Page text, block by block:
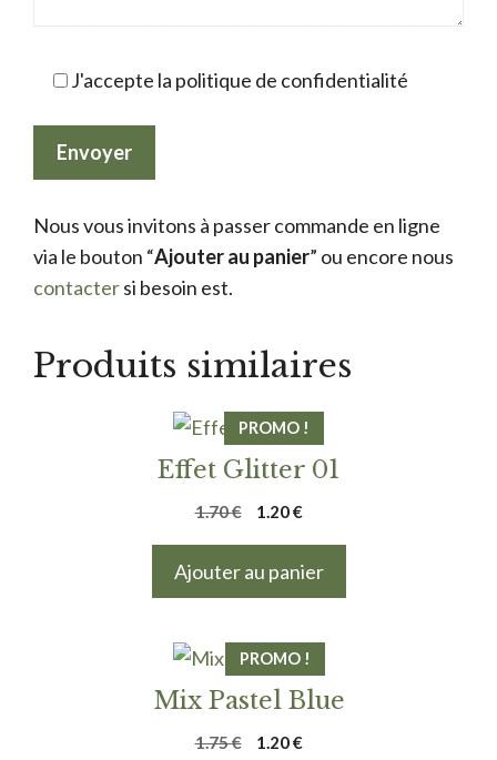
J'accepte la politique de confidentialité
Nous vous invitons à passer commande en ligne
via le bouton “Ajouter au panier” ou encore nous
contactersi besoin est.
Produits similaires
PROMO !
Effet Glitter 01
1.70€
Le
1.20€Le
actuel
Ajouter au panier
PROMO !
Mix Pastel Blue
1.75€
Le
1.20€Le